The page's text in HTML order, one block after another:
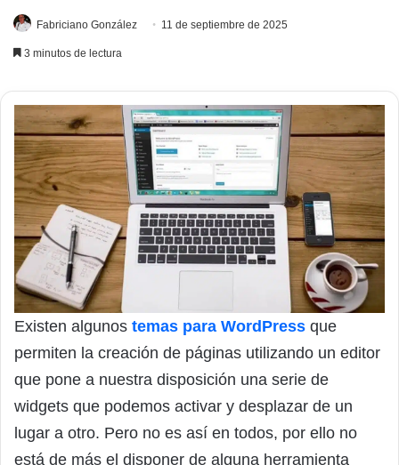
Fabriciano González 11 de septiembre de 2025
3 minutos de lectura
Existen algunos temas para WordPress que
permiten la creación de páginas utilizando un editor
que pone a nuestra disposición una serie de
widgets que podemos activar y desplazar de un
lugar a otro. Pero no es así en todos, por ello no
está de más el disponer de alguna herramienta